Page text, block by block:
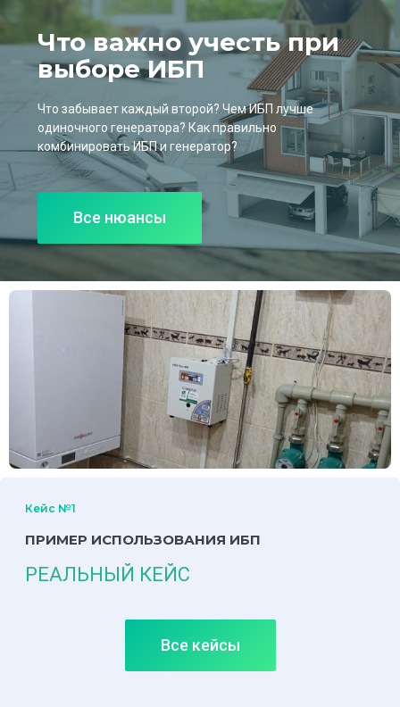
Что важно учесть при
выборе ИБП
Что забывает каждый второй? Чем ИБП лучше
одиночного генератора? Как правильно
комбинировать ИБП и генератор?
Все нюансы
Кейс №1
ПРИМЕР ИСПОЛЬЗОВАНИЯ ИБП
РЕАЛЬНЫЙ КЕЙС
Все кейсы